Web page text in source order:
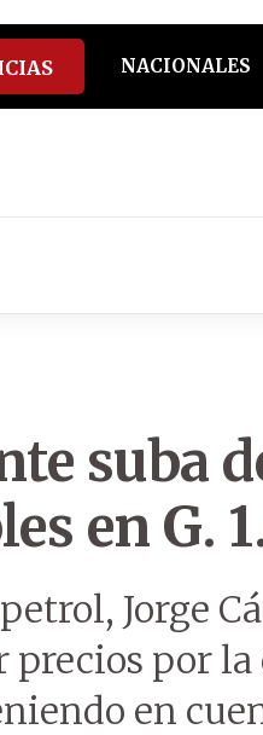
NACIONALES
suba
en G.
Jorge
precios por
en